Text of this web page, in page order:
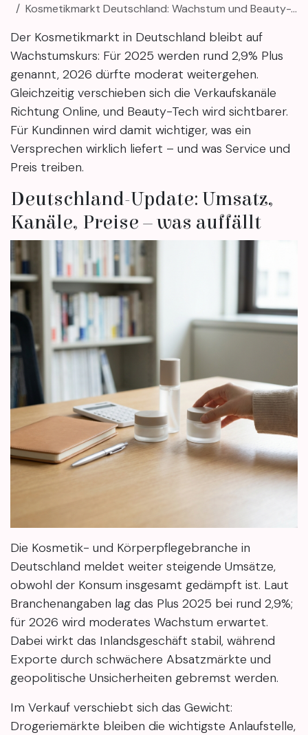
Kosmetikmarkt Deutschland: Wachstum und Beauty-Tech 2026
Der Kosmetikmarkt in Deutschland bleibt auf
Wachstumskurs: Für 2025 werden rund 2,9% Plus
genannt, 2026 dürfte moderat weitergehen.
Gleichzeitig verschieben sich die Verkaufskanäle
Richtung Online, und Beauty-Tech wird sichtbarer.
Für Kundinnen wird damit wichtiger, was ein
Versprechen wirklich liefert – und was Service und
Preis treiben.
Deutschland-Update: Umsatz,
Kanäle, Preise – was auffällt
Die Kosmetik- und Körperpflegebranche in
Deutschland meldet weiter steigende Umsätze,
obwohl der Konsum insgesamt gedämpft ist. Laut
Branchenangaben lag das Plus 2025 bei rund 2,9%;
für 2026 wird moderates Wachstum erwartet.
Dabei wirkt das Inlandsgeschäft stabil, während
Exporte durch schwächere Absatzmärkte und
geopolitische Unsicherheiten gebremst werden.
Im Verkauf verschiebt sich das Gewicht:
Drogeriemärkte bleiben die wichtigste Anlaufstelle,